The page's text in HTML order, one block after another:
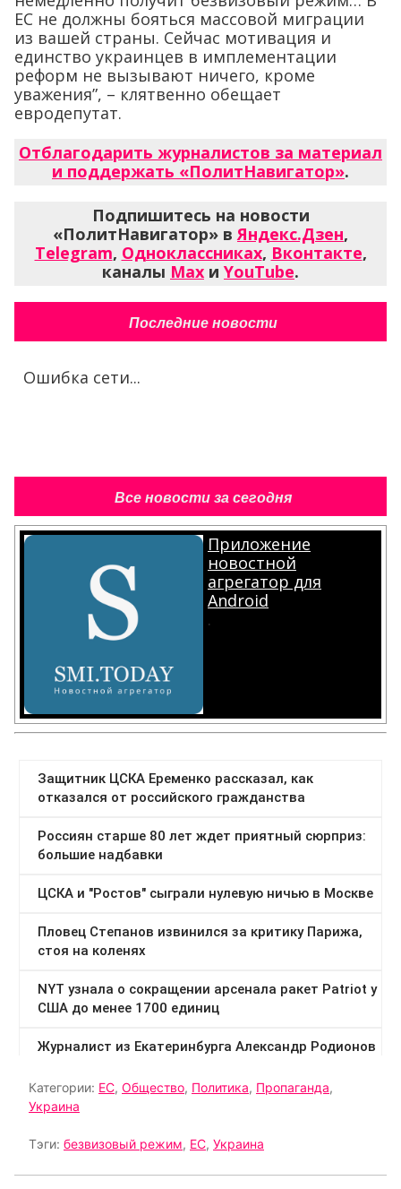
ЕС не должны бояться массовой миграции
из вашей страны. Сейчас мотивация и
единство украинцев в имплементации
реформ не вызывают ничего, кроме
уважения”, – клятвенно обещает
евродепутат.
Отблагодарить журналистов за материал
и поддержать «ПолитНавигатор».
Подпишитесь на новости
«ПолитНавигатор» вЯндекс.Дзен,
Telegram, Одноклассниках, Вконтакте,
каналы Max и YouTube.
Последние новости
Ошибка сети...
Все новости за сегодня
Приложение
новостной
агрегатор для
Android
.
Категории: ЕС, Общество, Политика, Пропаганда,
Украина
Тэги: безвизовый режим, ЕС, Украина